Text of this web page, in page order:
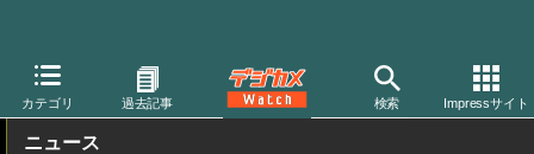
カテゴリ 過去記事 検索 Impressサイト
デジカメ Watch フィルム関連 フィルムカメラ
ニュース